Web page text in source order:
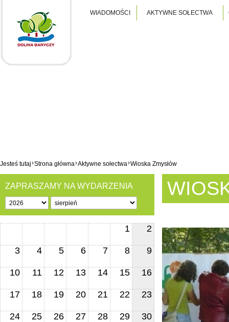
WIADOMOŚCI AKTYWNE SOŁECTWA
Jesteś tutaj›Strona główna›Aktywne sołectwa›Wioska Zmysłów
ZAPRASZAMY NA WYDARZENIA
1 2
3 4 5 6 7 8 9
10 11 12 13 14 15 16
17 18 19 20 21 22 23
24 25 26 27 28 29 30